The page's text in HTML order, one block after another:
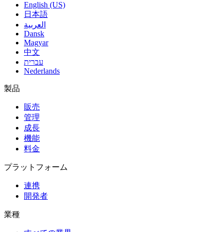
English (US)
日本語
العربية
Dansk
Magyar
中文
עברית
Nederlands
製品
販売
管理
成長
機能
料金
プラットフォーム
連携
開発者
業種